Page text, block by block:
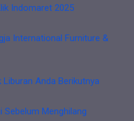
Indomaret 2025
International Furniture &
Anda Berikutnya
Sebelum Menghilang